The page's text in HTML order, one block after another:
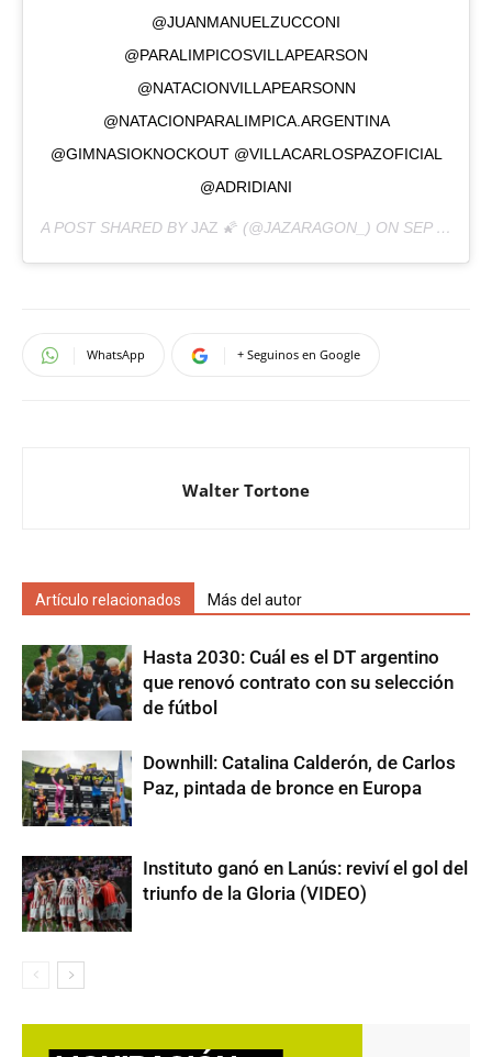
@JUANMANUELZUCCONI
@PARALIMPICOSVILLAPEARSON
@NATACIONVILLAPEARSONN
@NATACIONPARALIMPICA.ARGENTINA
@GIMNASIOKNOCKOUT @VILLACARLOSPAZOFICIAL
@ADRIDIANI
A POST SHARED BYJAZ 🌠 (@JAZARAGON_) ON SEP 5, 2020 AT 2:58PM PDT
WhatsApp + Seguinos en Google
Walter Tortone
Artículo relacionados Más del autor
Hasta 2030: Cuál es el DT argentino
que renovó contrato con su selección
de fútbol
Downhill: Catalina Calderón, de Carlos
Paz, pintada de bronce en Europa
Instituto ganó en Lanús: reviví el gol del
triunfo de la Gloria (VIDEO)